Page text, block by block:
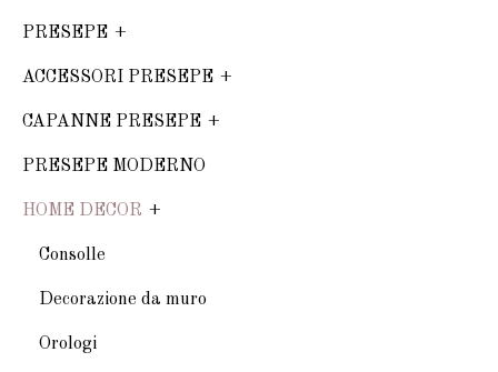
PRESEPE
ACCESSORI PRESEPE
CAPANNE PRESEPE
PRESEPE MODERNO
HOME DECOR
Consolle
Decorazione da muro
Orologi